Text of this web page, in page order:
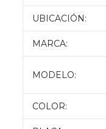
UBICACIÓN:
MARCA:
MODELO:
COLOR: